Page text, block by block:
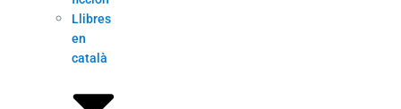
Llibres
en
català